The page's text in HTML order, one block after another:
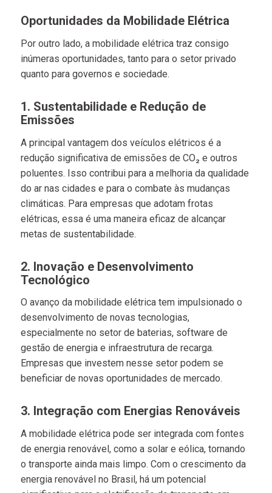
Oportunidades da Mobilidade Elétrica
Por outro lado, a mobilidade elétrica traz consigo
inúmeras oportunidades, tanto para o setor privado
quanto para governos e sociedade.
1. Sustentabilidade e Redução de
Emissões
A principal vantagem dos veículos elétricos é a
redução significativa de emissões de CO₂ e outros
poluentes. Isso contribui para a melhoria da qualidade
do ar nas cidades e para o combate às mudanças
climáticas. Para empresas que adotam frotas
elétricas, essa é uma maneira eficaz de alcançar
metas de sustentabilidade.
2. Inovação e Desenvolvimento
Tecnológico
O avanço da mobilidade elétrica tem impulsionado o
desenvolvimento de novas tecnologias,
especialmente no setor de baterias, software de
gestão de energia e infraestrutura de recarga.
Empresas que investem nesse setor podem se
beneficiar de novas oportunidades de mercado.
3. Integração com Energias Renováveis
A mobilidade elétrica pode ser integrada com fontes
de energia renovável, como a solar e eólica, tornando
o transporte ainda mais limpo. Com o crescimento da
energia renovável no Brasil, há um potencial